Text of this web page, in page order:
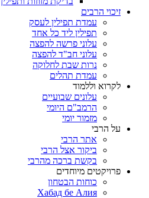
זיכוי הרבים
עמדת תפילין לעסק
תפילין ליד כל אחד
עלוני פרשה להפצה
עלוני חב"ד להפצה
נרות שבת לחלוקה
עמדת תהלים
לקרוא וללמוד
עלונים שבועיים
הרמב"ם היומי
מזמור יומי
על הרבי
אתר הרבי
ביקור אצל הרבי
בקשת ברכה מהרבי
פרויקטים מיוחדים
כוחות הבטחון
Хабад бе Алия